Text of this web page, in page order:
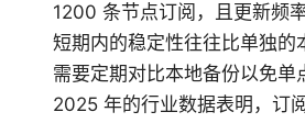
1200 条节点订阅，且更新频
短期内的稳定性往往比单独的
需要定期对比本地备份以免
2025 年的行业数据表明，订